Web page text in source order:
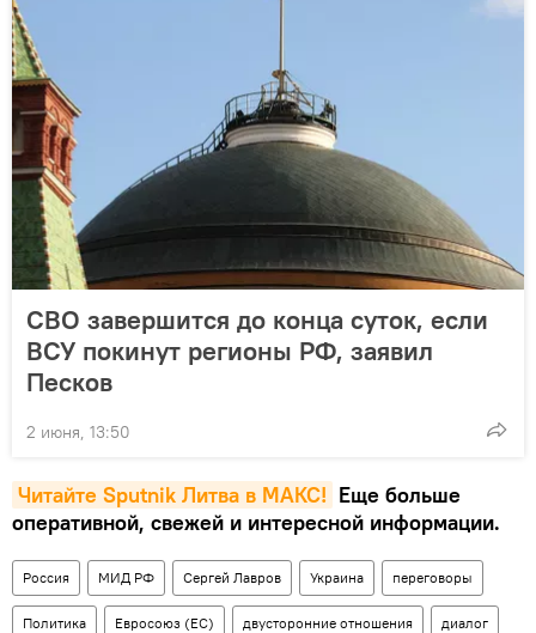
СВО завершится до конца суток, если
ВСУ покинут регионы РФ, заявил
Песков
2 июня, 13:50
Читайте Sputnik Литва в MAКС! Еще больше
оперативной, свежей и интересной информации.
Россия МИД РФ Сергей Лавров Украина переговоры
Политика Евросоюз (ЕС) двусторонние отношения диалог